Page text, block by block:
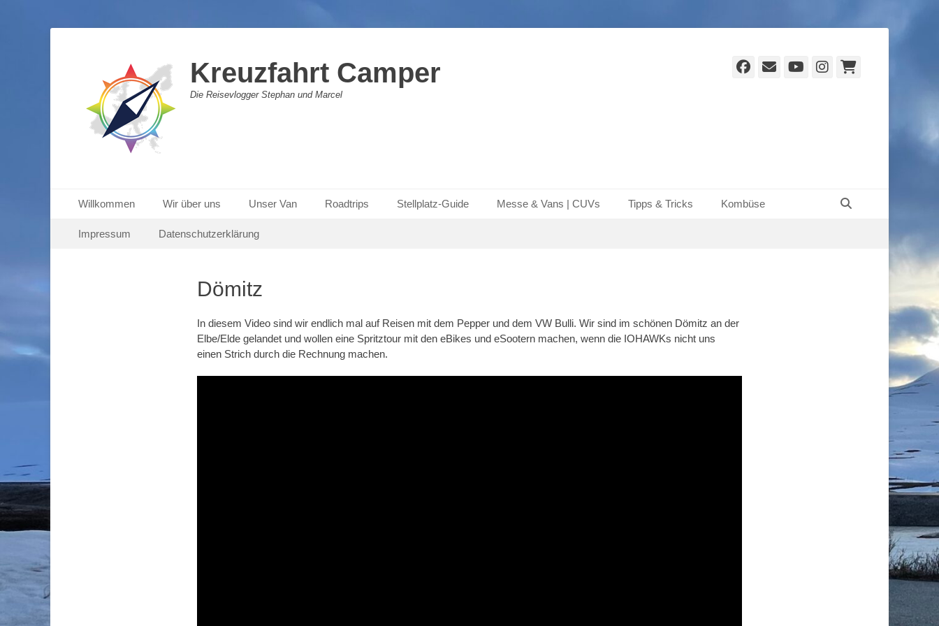
Kreuzfahrt Camper
Die Reisevlogger Stephan und Marcel
Facebook
E-
YouTube
Instagram
Primäres Menü
Inhalt
Willkommen Wir über uns Unser Van Roadtrips Stellplatz-Guide Messe & Vans | CUVs Tipps & Tricks Kombüse
Sekundäres Menü
Inhalt
Impressum Datenschutzerklärung
Dömitz
In diesem Video sind wir endlich mal auf Reisen mit dem Pepper und dem VW Bulli. Wir sind im schönen Dömitz an der
Elbe/Elde gelandet und wollen eine Spritztour mit den eBikes und eSootern machen, wenn die IOHAWKs nicht uns
einen Strich durch die Rechnung machen.